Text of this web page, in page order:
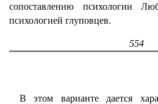
сопоставлению психологии
психологией глуповцев.
554
В этом варианте дается